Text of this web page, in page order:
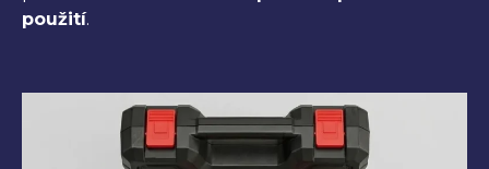
použití.